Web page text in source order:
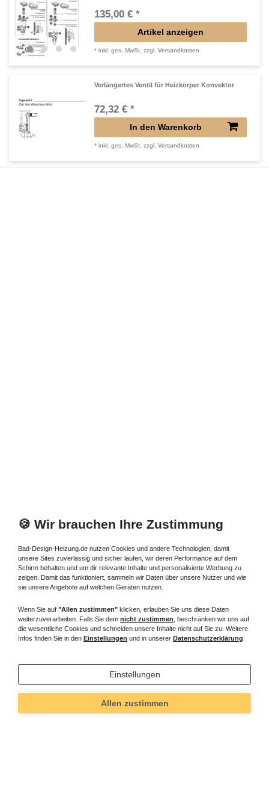
135,00 € *
Artikel anzeigen
*inkl. ges. MwSt. zzgl.Versandkosten
Verlängertes Ventil für Heizkörper Konvektor
72,32 € *
In den Warenkorb
*inkl. ges. MwSt. zzgl.Versandkosten
🍪 Wir brauchen Ihre Zustimmung
Bad-Design-Heizung.de nutzen Cookies und andere Technologien, damit
unsere Sites zuverlässig und sicher laufen, wir deren Performance auf dem
Schirm behalten und um dir relevante Inhalte und personalisierte Werbung zu
zeigen. Damit das funktioniert, sammeln wir Daten über unsere Nutzer und wie
sie unsere Angebote auf welchen Geräten nutzen.
Wenn Sie auf "Allen zustimmen" klicken, erlauben Sie uns diese Daten
weiterzuverarbeiten. Falls Sie dem nicht zustimmen , beschränken wir uns auf
die wesentliche Cookies und schneiden unsere Inhalte nicht auf Sie zu. Weitere
Infos finden Sie in den Einstellungen und in unserer Datenschutzerklärung
Einstellungen
Allen zustimmen